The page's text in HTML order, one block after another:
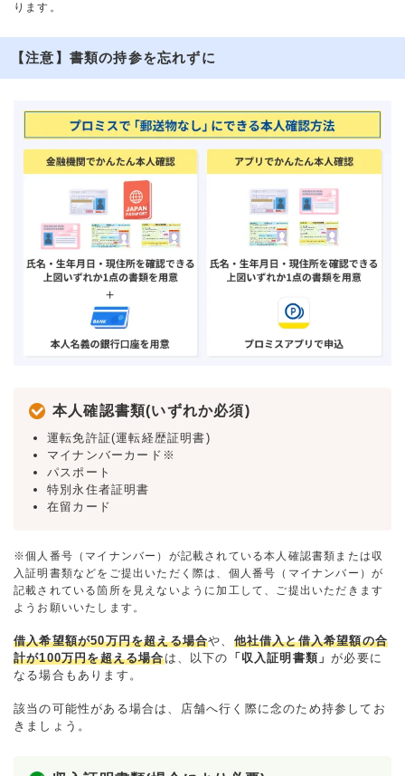
ります。
【注意】書類の持参を忘れずに
本人確認書類(いずれか必須)
運転免許証(運転経歴証明書)
マイナンバーカード※
パスポート
特別永住者証明書
在留カード
※個人番号（マイナンバー）が記載されている本人確認書類または収
入証明書類などをご提出いただく際は、個人番号（マイナンバー）が
記載されている箇所を見えないように加工して、ご提出いただきます
ようお願いいたします。
借入希望額が50万円を超える場合や、 他社借入と借入希望額の合
計が100万円を超える場合は、以下の 「収入証明書類」が必要に
なる場合もあります。
該当の可能性がある場合は、店舗へ行く際に念のため持参してお
きましょう。